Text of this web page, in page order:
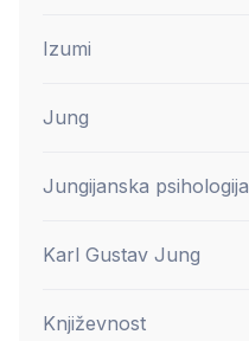
Izumi
Jung
Jungijanska psihologija
Karl Gustav Jung
Književnost